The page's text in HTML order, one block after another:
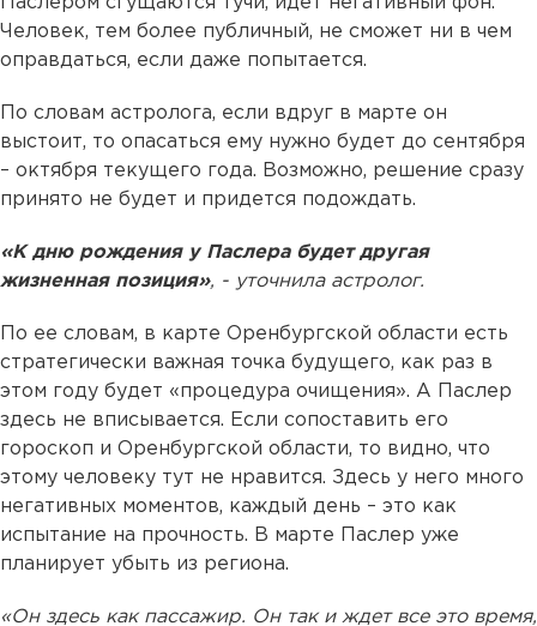
Человек, тем более публичный, не сможет ни в чем
оправдаться, если даже попытается.
По словам астролога, если вдруг в марте он
выстоит, то опасаться ему нужно будет до сентября
– октября текущего года. Возможно, решение сразу
принято не будет и придется подождать.
«К дню рождения у Паслера будет другая
жизненная позиция», - уточнила астролог.
По ее словам, в карте Оренбургской области есть
стратегически важная точка будущего, как раз в
этом году будет «процедура очищения». А Паслер
здесь не вписывается. Если сопоставить его
гороскоп и Оренбургской области, то видно, что
этому человеку тут не нравится. Здесь у него много
негативных моментов, каждый день – это как
испытание на прочность. В марте Паслер уже
планирует убыть из региона.
«Он здесь как пассажир. Он так и ждет все это время,